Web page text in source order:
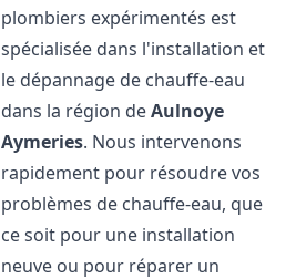
plombiers expérimentés est
spécialisée dans l'installation et
le dépannage de chauffe-eau
dans la région deAulnoye
Aymeries. Nous intervenons
rapidement pour résoudre vos
problèmes de chauffe-eau, que
ce soit pour une installation
neuve ou pour réparer un